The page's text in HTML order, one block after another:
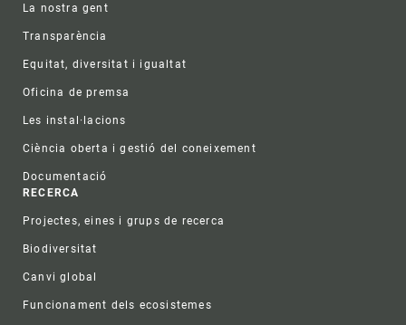
La nostra gent
Transparència
Equitat, diversitat i igualtat
Oficina de premsa
Les instal·lacions
Ciència oberta i gestió del coneixement
Documentació
RECERCA
Projectes, eines i grups de recerca
Biodiversitat
Canvi global
Funcionament dels ecosistemes